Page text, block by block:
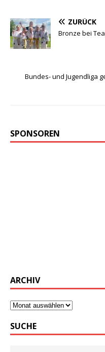
ZURÜCK
Bronze bei
Bundes- und Jugendliga
SPONSOREN
ARCHIV
SUCHE